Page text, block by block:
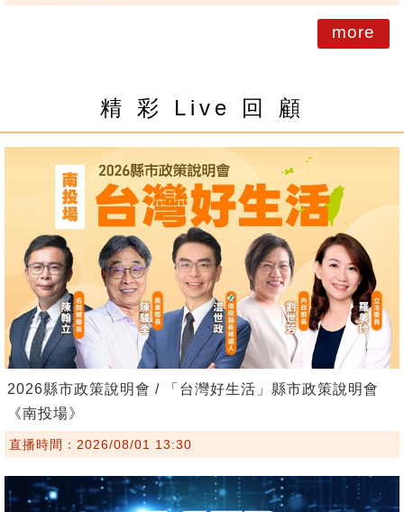
more
精 彩 Live 回 顧
2026縣市政策說明會 / 「台灣好生活」縣市政策說明會
《南投場》
直播時間：2026/08/01 13:30